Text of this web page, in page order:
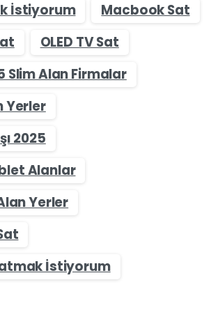
İstiyorum
Macbook Sat
OLED TV Sat
Slim Alan Firmalar
Yerler
2025
Alanlar
Yerler
İstiyorum